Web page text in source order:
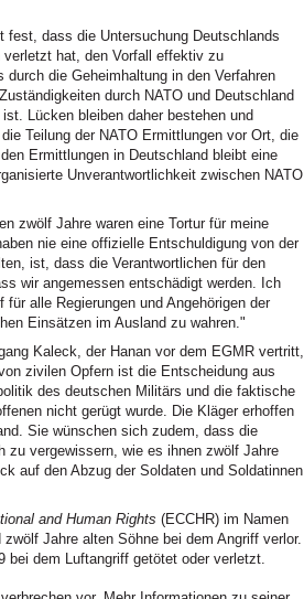
fest, dass die Untersuchung Deutschlands
hat, den Vorfall effektiv zu
die Geheimhaltung in den Verfahren
durch NATO und Deutschland
Lücken bleiben daher bestehen und
Teilung der NATO Ermittlungen vor Ort, die
Ermittlungen in Deutschland bleibt eine
Unverantwortlichkeit zwischen NATO
zwölf Jahre waren eine Tortur für meine
nie eine offizielle Entschuldigung von der
ist, dass die Verantwortlichen für den
wir angemessen entschädigt werden. Ich
alle Regierungen und Angehörigen der
Einsätzen im Ausland zu wahren."
Kaleck, der Hanan vor dem EGMR vertritt,
zivilen Opfern ist die Entscheidung aus
des deutschen Militärs und die faktische
nicht gerügt wurde. Die Kläger erhoffen
Sie wünschen sich zudem, dass die
zu vergewissern, wie es ihnen zwölf Jahre
auf den Abzug der Soldaten und Soldatinnen
and Human Rights (ECCHR) im Namen
Jahre alten Söhne bei dem Angriff verlor.
bei dem Luftangriff getötet oder verletzt.